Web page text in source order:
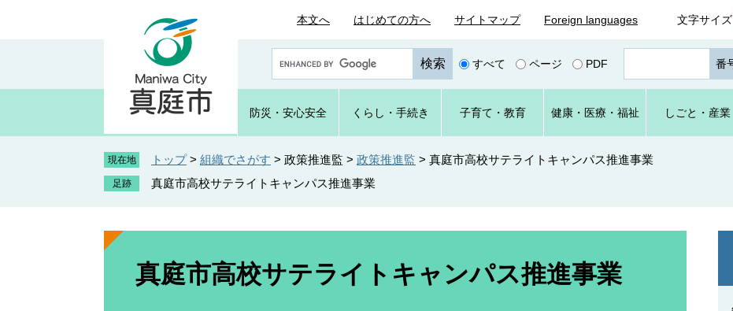
本文へ はじめての方へ サイトマップ Foreign languages 文字サイズ
o
e
カ
タ
すべて ページ PDF
ジ
番
号
を
入
防災・ 安心安全 くらし ・手続き 子育て ・教育 健康・ 医療・ 福祉 しごと ・産業
現在地 トップ > 組織でさがす > 政策推進監 > 政策推進監 > 真庭市高校サテライトキャンパス推進事業
真庭市高校サテライトキャンパス推進事業
本
真庭市高校サテライトキャンパス推進事業